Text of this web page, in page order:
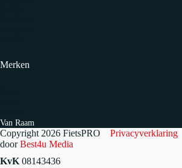
Merken
Van Raam
Copyright 2026 FietsPRO Privacyverklaring
doorBest4u Media
KvK 08143436